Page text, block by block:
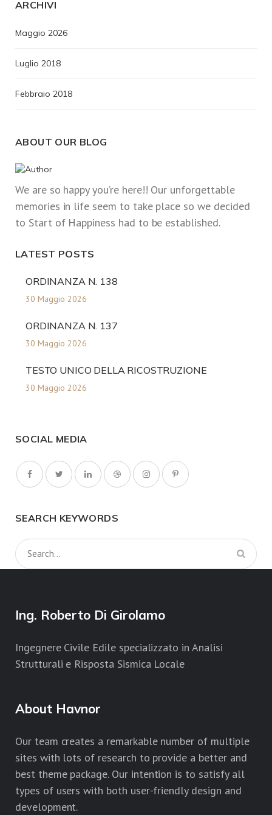
ARCHIVI
Maggio 2026
Luglio 2018
Febbraio 2018
ABOUT OUR BLOG
We are so happy you’re here!! Our unforgettable
memories in life seem to take place so we decided
to Start of Happiness had to be established.
LATEST POSTS
ORDINANZA N. 138
30 Maggio 2026
ORDINANZA N. 137
30 Maggio 2026
TESTO UNICO DELLA RICOSTRUZIONE
30 Maggio 2026
SOCIAL MEDIA
SEARCH KEYWORDS
Ing. Roberto Di Girolamo
Ingegnere Civile Edile specializzato in Analisi
Strutturali e Risposta Sismica Locale
About Havnor
Our team creates a remarkable number of multiple
sites with lots of research to provide a better and
best theme package. Our intention is to satisfy all
types of users with both user-friendly design and
development.